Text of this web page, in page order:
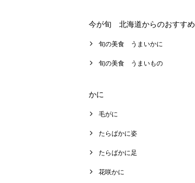
今が旬 北海道からのおすすめ
旬の美食 うまいかに
旬の美食 うまいもの
かに
毛がに
たらばかに姿
たらばかに足
花咲かに